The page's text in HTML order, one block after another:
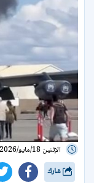
الإثنين 18/مايو/2026 - 06:38 م